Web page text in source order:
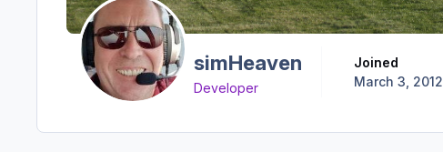
simHeaven
Developer
Joined
March 3, 2012